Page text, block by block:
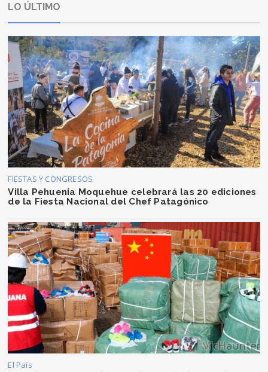
LO ÚLTIMO
FIESTAS Y CONGRESOS
Villa Pehuenia Moquehue celebrará las 20 ediciones
de la Fiesta Nacional del Chef Patagónico
El País